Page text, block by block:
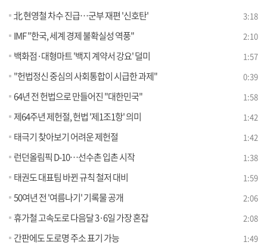
北 현영철 차수 진급…군부 재편 '신호탄' 3:18
IMF "한국, 세계 경제 불확실성 역풍" 2:10
백화점·대형마트 '백지 계약서 강요' 덜미 1:57
"헌법정신 중심의 사회통합이 시급한 과제" 0:39
64년 전 헌법으로 만들어진 "대한민국" 1:58
제64주년 제헌절, 헌법 '제1조1항' 의미 1:42
태극기 찾아보기 어려운 제헌절 1:42
런던올림픽 D-10…선수촌 입촌 시작 1:38
태권도 대표팀 바뀐 규칙 철저 대비 1:59
50여년 전 '여름나기' 기록물 공개 2:06
휴가철 고속도로 다음달 3·6일 가장 혼잡 2:08
간판에도 도로명 주소 표기 가능 1:49